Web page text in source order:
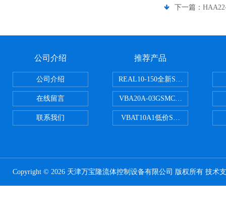
下一篇：
公司介绍
公司介绍
在线留言
联系我们
推荐产品
REAL10-150全新SMC正弦无杆缸
VBA20A-03GSMC增压阀VBA-
VBAT10A1低价SMC储气罐VBAT
Copyright © 2026 天津万宝隆流体控制设备有限公司 版权所有 技术